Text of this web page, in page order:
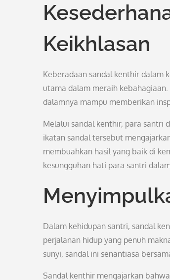
Keikhlasan
Keberadaan sandal kenthir dalam
utama dalam meraih
dalamnya mampu memberikan
Melalui sandal kenthir, para santri
ikatan sandal tersebut
membuahkan hasil yang baik di
kesungguhan hati para santri
Dalam kehidupan santri, sandal
perjalanan hidup yang penuh
sunyi, sandal ini senantiasa
Sandal kenthir mengajarkan